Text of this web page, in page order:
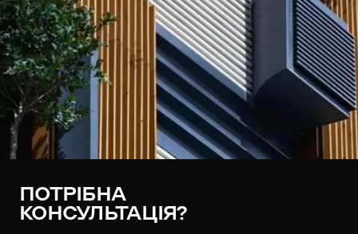
ПОТРІБНА
КОНСУЛЬТАЦІЯ?